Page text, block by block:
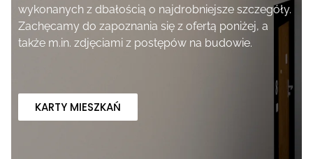
wykonanych z dbałością o najdrobniejsze szczegóły.
Zachęcamy do zapoznania się z ofertą poniżej, a
także m.in. zdjęciami z postępów na budowie.
KARTY MIESZKAŃ